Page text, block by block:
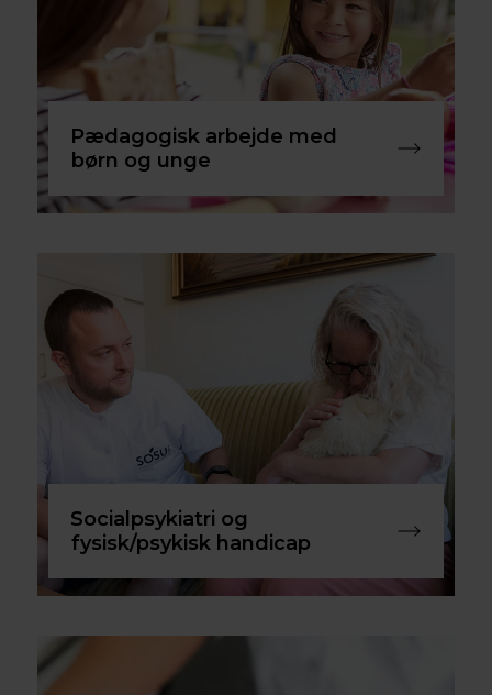
Pædagogisk arbejde med
børn og unge
Socialpsykiatri og
fysisk/psykisk handicap